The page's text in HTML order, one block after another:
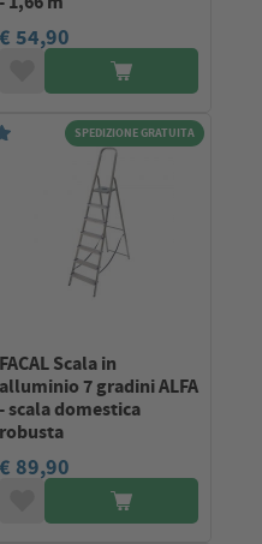
€ 54,90
SPEDIZIONE GRATUITA
FACAL Scala in
alluminio 7 gradini ALFA
- scala domestica
robusta
€ 89,90